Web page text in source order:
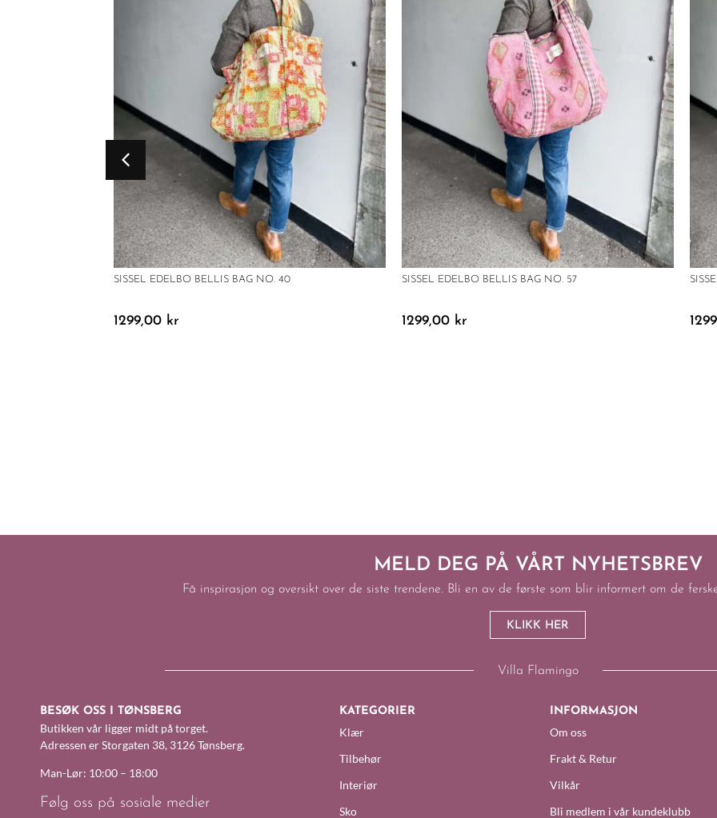
SISSEL EDELBO BELLIS BAG NO. 40
1299,00 kr
SISSEL EDELBO BELLIS BAG NO. 57
1299,00 kr
MELD DEG PÅ VÅRT NYHETSBREV
Få inspirasjon og oversikt over de siste trendene. Bli en av de første som blir informert om de
KLIKK HER
Villa Flamingo
BESØK OSS I TØNSBERG
Butikken vår ligger midt på torget.
Adressen er Storgaten 38, 3126 Tønsberg.
Man-Lør: 10:00 – 18:00
Følg oss på sosiale medier
KATEGORIER
Klær
Tilbehør
Interiør
Sko
INFORMASJON
Om oss
Frakt & Retur
Vilkår
Bli medlem i vår kundeklubb